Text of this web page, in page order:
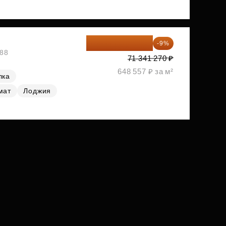
Лоджия
64 920 556 ₽ -9%
71 341 270 ₽
648 557 ₽ за м²